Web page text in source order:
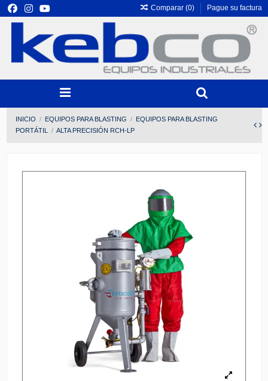
Comparar (0) Pague su factura
INICIO EQUIPOS PARA BLASTING
EQUIPOS PARA BLASTING
PORTÁTIL
ALTA PRECISIÓN RCH-LP